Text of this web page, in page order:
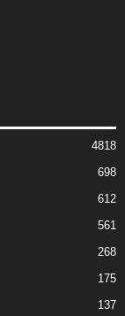
4818
698
612
561
268
175
137